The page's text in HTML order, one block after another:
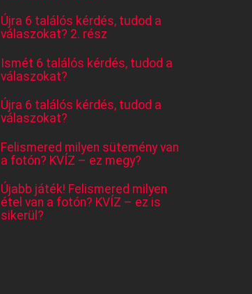
Újra 6 találós kérdés, tudod a
válaszokat? 2. rész
Ismét 6 találós kérdés, tudod a
válaszokat?
Újra 6 találós kérdés, tudod a
válaszokat?
Felismered milyen sütemény van
a fotón? KVÍZ – ez megy?
Újabb játék! Felismered milyen
étel van a fotón? KVÍZ – ez is
sikerül?